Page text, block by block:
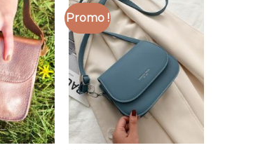
Promo !